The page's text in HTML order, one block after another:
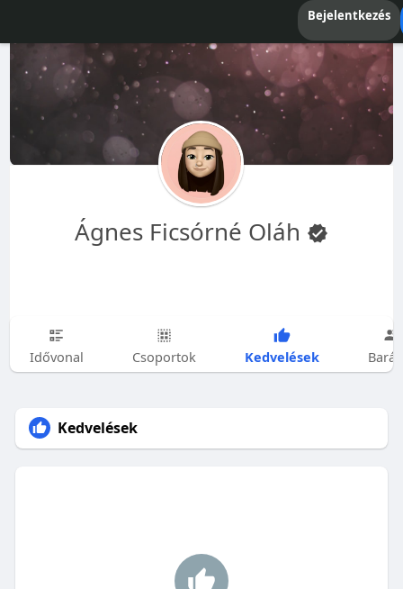
Bejelentkezés
Ágnes Ficsórné Oláh
Idővonal Csoportok Kedvelések
Kedvelések